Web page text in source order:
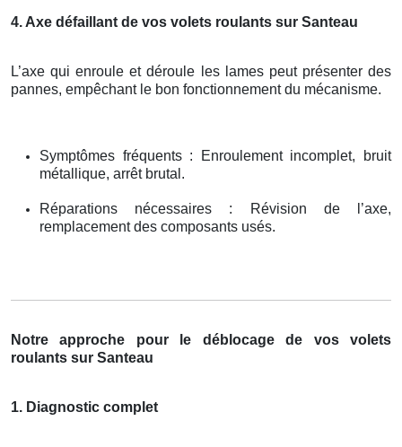
4. Axe défaillant de vos volets roulants sur Santeau
L’axe qui enroule et déroule les lames peut présenter des
pannes, empêchant le bon fonctionnement du mécanisme.
Symptômes fréquents : Enroulement incomplet, bruit
métallique, arrêt brutal.
Réparations nécessaires : Révision de l’axe,
remplacement des composants usés.
Notre approche pour le déblocage de vos volets
roulants sur Santeau
1. Diagnostic complet